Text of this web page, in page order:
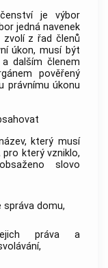
je výbor
jedná navenek
zvolí z řad členů
úkon, musí být
a dalším členem
pověřený
právnímu úkonu
který musí
který vzniklo,
slovo
domu,
práva a